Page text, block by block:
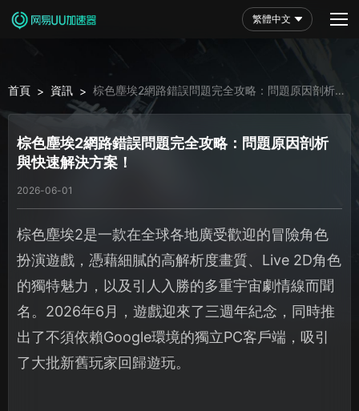
繁體中文
首頁 > 資訊 > 棕色塵埃2網路錯誤問題完全攻略：問題原因剖析與
快速解決方案！
棕色塵埃2網路錯誤問題完全攻略：問題原因剖析
與快速解決方案！
2026-06-01
棕色塵埃2是一款在全球各地廣受歡迎的冒險角色
扮演遊戲，憑藉細膩的高解析度畫質、Live 2D角色
的獨特魅力，以及引人入勝的多重宇宙劇情線而聞
名。2026年6月，遊戲迎來了三週年紀念，同時推
出了不須依賴Google環境的獨立PC客戶端，吸引
了大批新舊玩家回歸遊玩。